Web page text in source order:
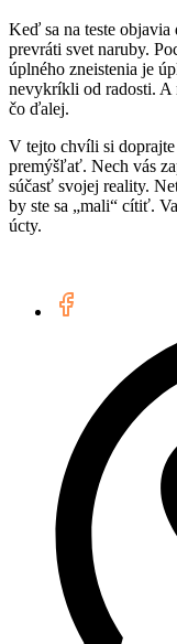
Keď sa na teste
prevráti svet naruby.
úplného zneistenia je
nevykríkli od radosti. A
čo ďalej.
V tejto chvíli si
premýšľať. Nech vás
súčasť svojej reality.
by ste sa „mali“ cítiť.
úcty.